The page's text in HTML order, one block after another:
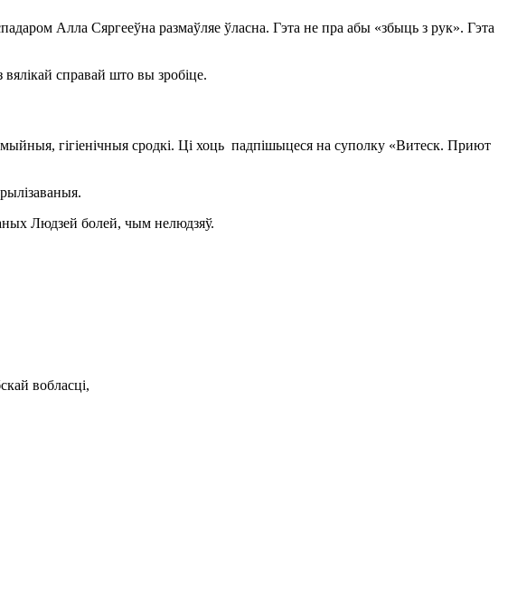
Алла Сяргееўна размаўляе ўласна. Гэта не пра абы «збыць з рук». Гэта
справай што вы зробіце.
мыйныя, гігіенічныя сродкі. Ці хоць падпішыцеся на суполку «Витеск. Приют
Людзей болей, чым нелюдзяў.
вобласці,